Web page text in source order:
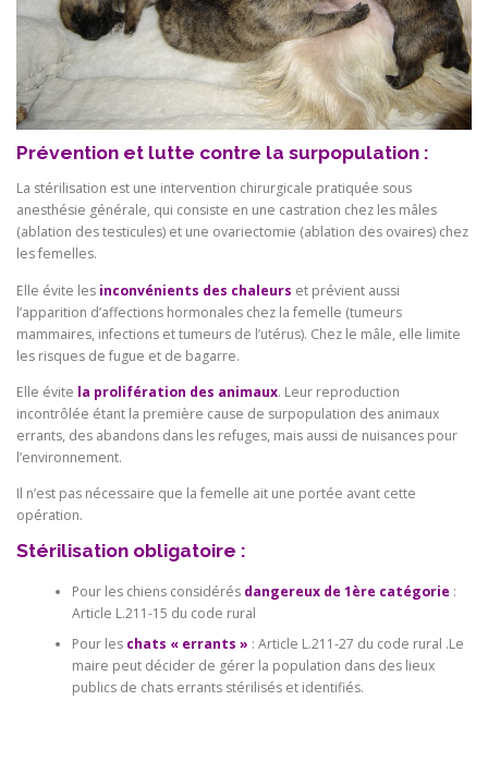
Prévention et lutte contre la surpopulation :
La stérilisation est une intervention chirurgicale pratiquée sous
anesthésie générale, qui consiste en une castration chez les mâles
(ablation des testicules) et une ovariectomie (ablation des ovaires) chez
les femelles.
Elle évite les inconvénients des chaleurs et prévient aussi
l’apparition d’affections hormonales chez la femelle (tumeurs
mammaires, infections et tumeurs de l’utérus). Chez le mâle, elle limite
les risques de fugue et de bagarre.
Elle évite la prolifération des animaux. Leur reproduction
incontrôlée étant la première cause de surpopulation des animaux
errants, des abandons dans les refuges, mais aussi de nuisances pour
l’environnement.
Il n’est pas nécessaire que la femelle ait une portée avant cette
opération.
Stérilisation obligatoire :
Pour les chiens considérés dangereux de 1ère catégorie :
Article L.211-15 du code rural
Pour les chats « errants » : Article L.211-27 du code rural .Le
maire peut décider de gérer la population dans des lieux
publics de chats errants stérilisés et identifiés.